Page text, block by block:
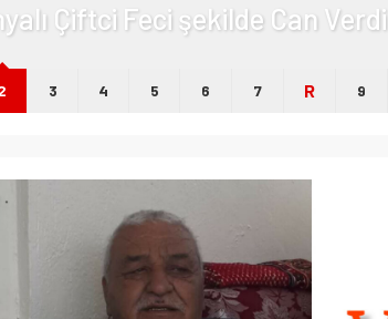
Çiftci Feci şekilde Can Verdi
3 4 5 6 7 R 9